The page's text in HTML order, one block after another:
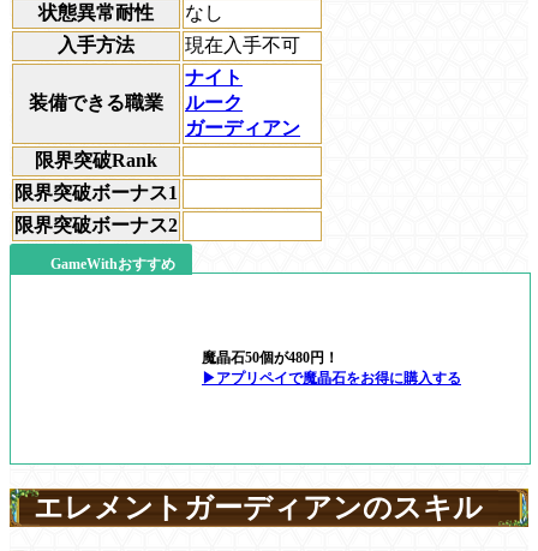
状態異常耐性
なし
入手方法
現在入手不可
装備できる職業
ナイト
ルーク
ガーディアン
限界突破Rank
限界突破ボーナス1
限界突破ボーナス2
GameWithおすすめ
魔晶石50個が480円！
▶アプリペイで魔晶石をお得に購入する
エレメントガーディアンのスキル